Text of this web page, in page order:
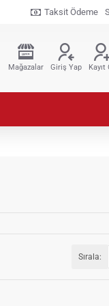
Taksit Ödeme
Mağazalar Giriş Yap Kayıt
Sırala: